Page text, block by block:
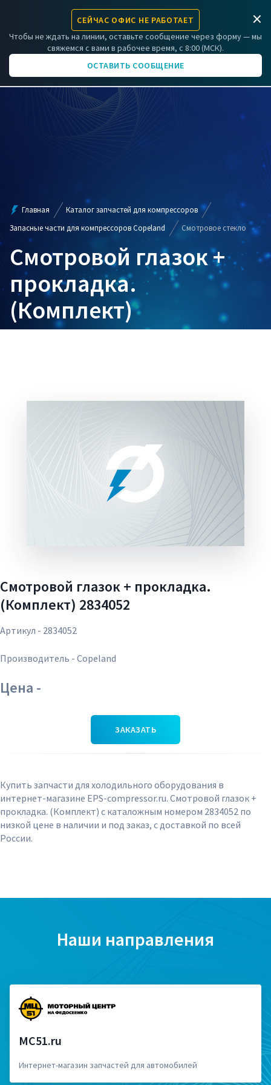
СЕЙЧАС ОФИС НЕ РАБОТАЕТ
Чтобы не ждать на линии, оставьте сообщение через форму — мы
свяжемся с вами в рабочее время, с 8:00 (МСК).
ОСТАВИТЬ СООБЩЕНИЕ
×
ЗАРЕГИСТРИРОВАТЬ КОМПРЕССОР
Главная
Каталог запчастей для компрессоров
Запасные части для компрессоров Copeland
Смотровое стекло
Смотровой глазок +
прокладка.
(Комплект)
Смотровой глазок + прокладка.
(Комплект) 2834052
Артикул - 2834052
Производитель - Copeland
Цена -
ЗАКАЗАТЬ
Купить запчасти для холодильного оборудования в
интернет-магазине EPS-compressor.ru. Смотровой глазок +
прокладка. (Комплект) с каталожным номером 2834052 по
низкой цене в наличии и под заказ, с доставкой по всей
России.
Наши направления
MC51.ru
Интернет-магазин запчастей для автомобилей